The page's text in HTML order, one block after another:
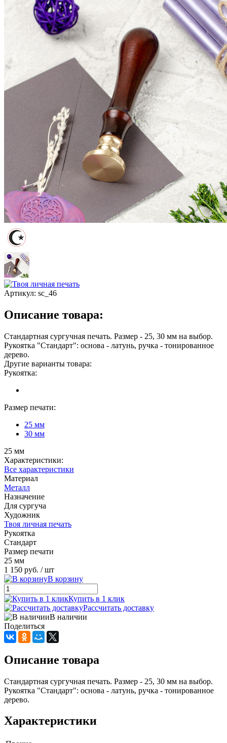
Артикул: sc_46
Описание товара:
Стандартная сургучная печать. Размер - 25, 30 мм на выбор.
Рукоятка "Стандарт": основа - латунь, ручка - тонированное
дерево.
Другие варианты товара:
Рукоятка:
Размер печати:
25 мм
30 мм
25 мм
Характеристики:
Все характеристики
Материал
Металл
Назначение
Для сургуча
Художник
Твоя личная печать
Рукоятка
Стандарт
Размер печати
25 мм
1 150 руб. / шт
В корзину
Купить в 1 клик
Рассчитать доставку
В наличии
Поделиться
Описание товара
Стандартная сургучная печать. Размер - 25, 30 мм на выбор.
Рукоятка "Стандарт": основа - латунь, ручка - тонированное
дерево.
Характеристики